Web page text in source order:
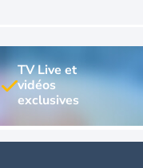
TV Live et
vidéos